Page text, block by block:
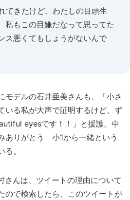
てきたけど、わたしの目頭生
もこの目嫌だなって思ってた
ス悪くてもしょうがないんで
モデルの石井亜美さんも、「小さ
いる私が大声で証明するけど、ず
eyesです！！」と援護。中
りがとう 小1から一緒という
。
んは、ツイートの理由について
ので検索したら、このツイートが